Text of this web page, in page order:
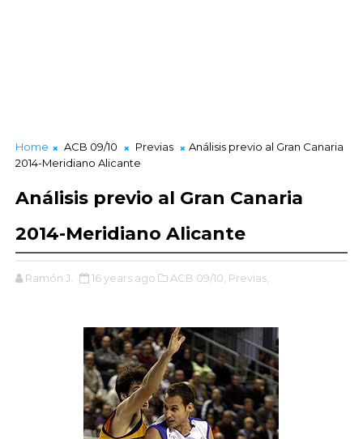
Home ACB 09/10 Previas
Análisis previo al Gran Canaria
2014-Meridiano Alicante
Análisis previo al Gran Canaria
2014-Meridiano Alicante
Ramón J. 16 years ago ACB 09/10, Previas,